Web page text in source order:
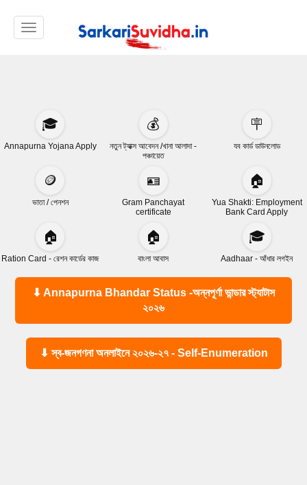
Toggle navigation
🎓
Annapurna Yojana Apply
💰
নতুন ট্যাক্স আবেদন /খানা আলাদা -
পঞ্চায়েত
🪧
যব কার্ড ডাউনলোড
🪙
ভাতা / পেনশন
🪪
Gram Panchayat
certificate
🏠
Yua Shakti: Employment
Bank Card Apply
🏠
Ration Card - রেশন কার্ডের কাজ
🏠
বাংলা আবাস
🎓
Aadhaar - আঁধার লগইন
⬇ Annapurna Bhandar Status -অন্নপূর্ণা ভান্ডার স্ট্যাটাস
২০২৬
⬇ স্ব-জনগণনা অনলাইনে ২০২৬-২৭ - Self-Enumeration